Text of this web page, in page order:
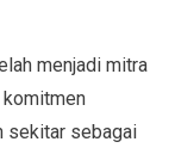
menjadi mitra
komitmen
sekitar sebagai